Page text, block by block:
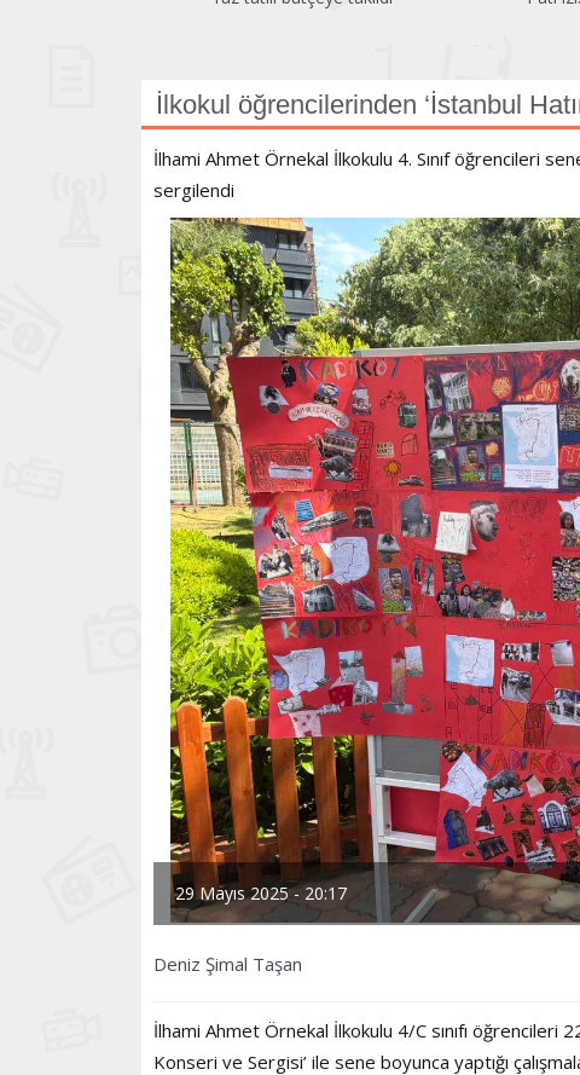
İlkokul öğrencilerinden ‘İstanbul
İlhami Ahmet Örnekal İlkokulu 4. Sınıf öğrencileri
sergilendi
29 Mayıs 2025 - 20:17
Deniz Şimal Taşan
İlhami Ahmet Örnekal İlkokulu 4/C sınıfı öğrencileri
Konseri ve Sergisi’ ile sene boyunca yaptığı